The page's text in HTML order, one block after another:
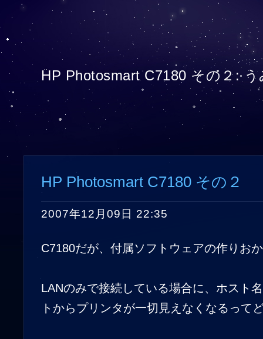
HP Photosmart C7180 その２: う
HP Photosmart C7180 その２
2007年12月09日 22:35
C7180だが、付属ソフトウェアの作りお
LANのみで接続している場合に、ホスト
トからプリンタが一切見えなくなるって